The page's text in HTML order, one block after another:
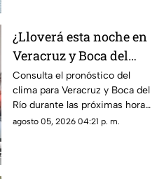
¿Lloverá esta noche en
Veracruz y Boca del
Río? Este es el
pronóstico del clima
Consulta el pronóstico del
clima para Veracruz y Boca del
Río durante las próximas horas
de este miércoles 5 de agosto
agosto 05, 2026 04:21 p. m.